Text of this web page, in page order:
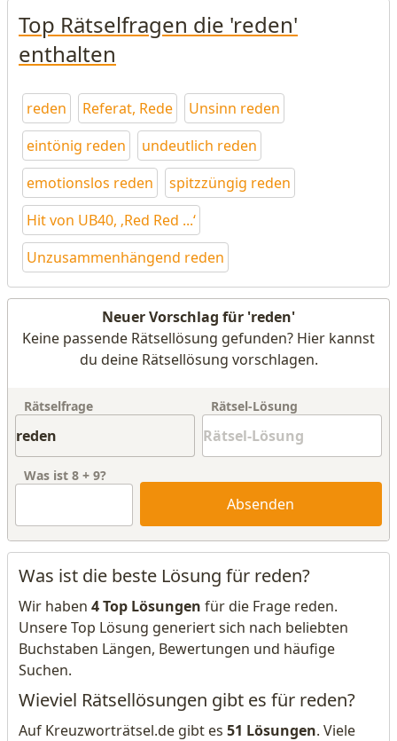
Top Rätselfragen die 'reden'
enthalten
reden Referat, Rede
Unsinn reden
eintönig reden
undeutlich reden
emotionslos reden
spitzzüngig reden
Hit von UB40, ‚Red Red ...‘
Unzusammenhängend reden
Neuer Vorschlag für 'reden'
Keine passende Rätsellösung gefunden? Hier kannst
du deine Rätsellösung vorschlagen.
Rätselfrage Rätsel-Lösung
Was ist 8 + 9?
Absenden
Was ist die beste Lösung für reden?
Wir haben 4 Top Lösungen für die Frage reden.
Unsere Top Lösung generiert sich nach beliebten
Buchstaben Längen, Bewertungen und häufige
Suchen.
Wieviel Rätsellösungen gibt es für reden?
Auf Kreuzworträtsel.de gibt es 51 Lösungen. Viele